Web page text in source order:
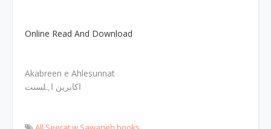
Online Read And Download
Akabreen e Ahlesunnat
اکابرین اہلسنت